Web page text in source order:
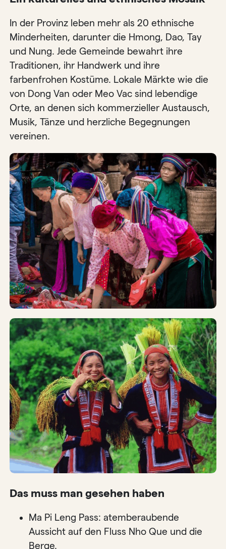
In der Provinz leben mehr als 20 ethnische
Minderheiten, darunter die Hmong, Dao, Tay
und Nung. Jede Gemeinde bewahrt ihre
Traditionen, ihr Handwerk und ihre
farbenfrohen Kostüme. Lokale Märkte wie die
von Dong Van oder Meo Vac sind lebendige
Orte, an denen sich kommerzieller Austausch,
Musik, Tänze und herzliche Begegnungen
vereinen.
Das muss man gesehen haben
Ma Pi Leng Pass: atemberaubende
Aussicht auf den Fluss Nho Que und die
Berge.